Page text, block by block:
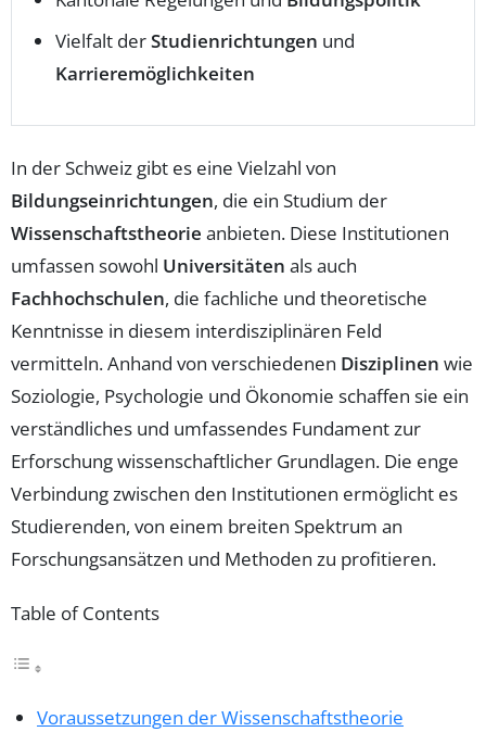
Vielfalt derStudienrichtungen und
Karrieremöglichkeiten
In der Schweiz gibt es eine Vielzahl von
Bildungseinrichtungen, die ein Studium der
Wissenschaftstheorie anbieten. Diese Institutionen
umfassen sowohl Universitäten als auch
Fachhochschulen, die fachliche und theoretische
Kenntnisse in diesem interdisziplinären Feld
vermitteln. Anhand von verschiedenen Disziplinen wie
Soziologie, Psychologie und Ökonomie schaffen sie ein
verständliches und umfassendes Fundament zur
Erforschung wissenschaftlicher Grundlagen. Die enge
Verbindung zwischen den Institutionen ermöglicht es
Studierenden, von einem breiten Spektrum an
Forschungsansätzen und Methoden zu profitieren.
Table of Contents
Voraussetzungen der Wissenschaftstheorie